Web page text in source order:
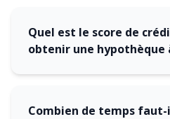
Quel est le score de
obtenir une hypothèque
Combien de temps